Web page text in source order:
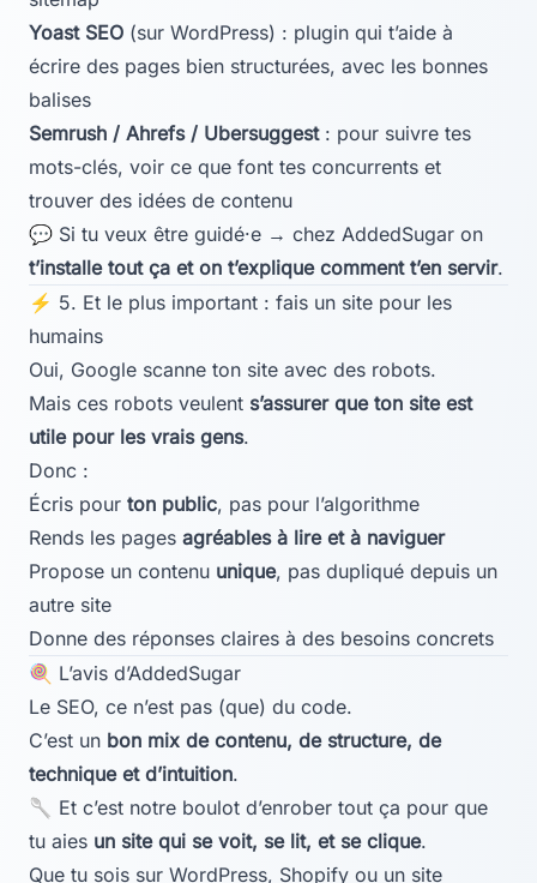
Yoast SEO (sur WordPress) : plugin qui t’aide à
écrire des pages bien structurées, avec les bonnes
balises
Semrush / Ahrefs / Ubersuggest: pour suivre tes
mots-clés, voir ce que font tes concurrents et
trouver des idées de contenu
💬 Si tu veux être guidé·e → chez AddedSugar on
t’installe tout ça et on t’explique comment t’en servir.
⚡ 5. Et le plus important : fais un site pour les
humains
Oui, Google scanne ton site avec des robots.
Mais ces robots veulent s’assurer que ton site est
utile pour les vrais gens.
Donc :
Écris pour ton public, pas pour l’algorithme
Rends les pages agréables à lire et à naviguer
Propose un contenu unique, pas dupliqué depuis un
autre site
Donne des réponses claires à des besoins concrets
🍭 L’avis d’AddedSugar
Le SEO, ce n’est pas (que) du code.
C’est un bon mix de contenu, de structure, de
technique et d’intuition.
🥄 Et c’est notre boulot d’enrober tout ça pour que
tu aies un site qui se voit, se lit, et se clique.
Que tu sois sur WordPress, Shopify ou un site